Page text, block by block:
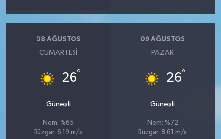
08 AĞUSTOS
CUMARTESI
26°
Güneşli
Nem: %65
Rüzgar: 6.19 m/s
09 AĞUSTOS
PAZAR
26°
Güneşli
Nem: %72
Rüzgar: 8.61 m/s